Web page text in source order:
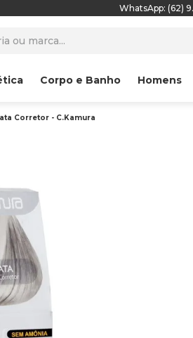
WhatsApp: (62)
Corpo e Banho Homens
Corretor - C.Kamura